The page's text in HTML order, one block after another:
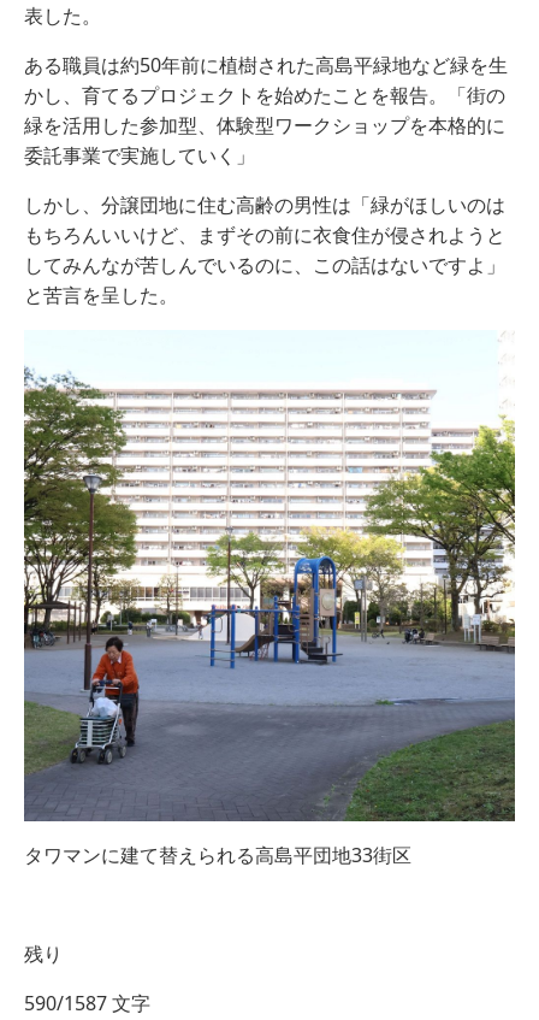
表した。
ある職員は約50年前に植樹された高島平緑地など緑を生
かし、育てるプロジェクトを始めたことを報告。「街の
緑を活用した参加型、体験型ワークショップを本格的に
委託事業で実施していく」
しかし、分譲団地に住む高齢の男性は「緑がほしいのは
もちろんいいけど、まずその前に衣食住が侵されようと
してみんなが苦しんでいるのに、この話はないですよ」
と苦言を呈した。
タワマンに建て替えられる高島平団地33街区
残り
590/1587 文字